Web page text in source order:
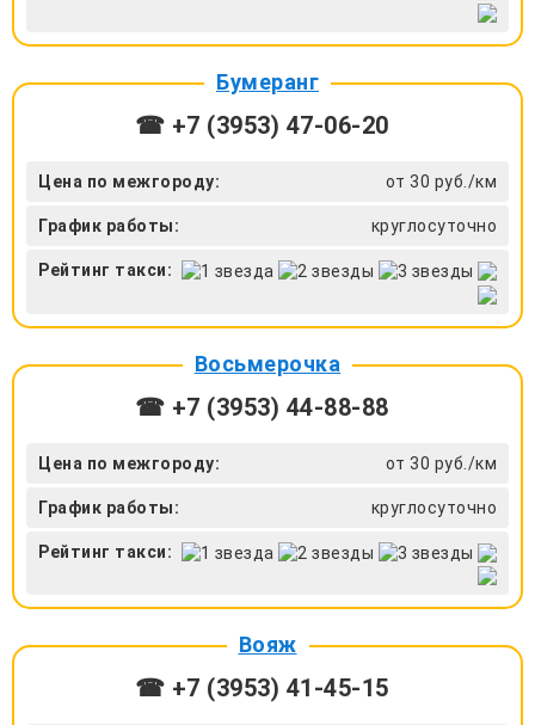
Бумеранг
☎ +7 (3953) 47-06-20
Цена по межгороду: от 30 руб./км
График работы: круглосуточно
Рейтинг такси:
Восьмерочка
☎ +7 (3953) 44-88-88
Цена по межгороду: от 30 руб./км
График работы: круглосуточно
Рейтинг такси:
Вояж
☎ +7 (3953) 41-45-15